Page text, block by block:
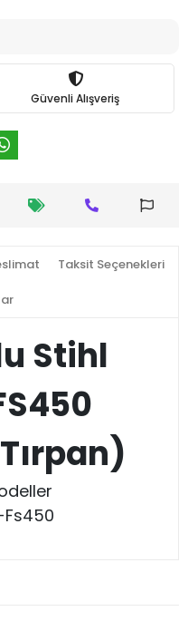
Güvenli Alışveriş
Taksit Seçenekleri
Stihl
Fs450